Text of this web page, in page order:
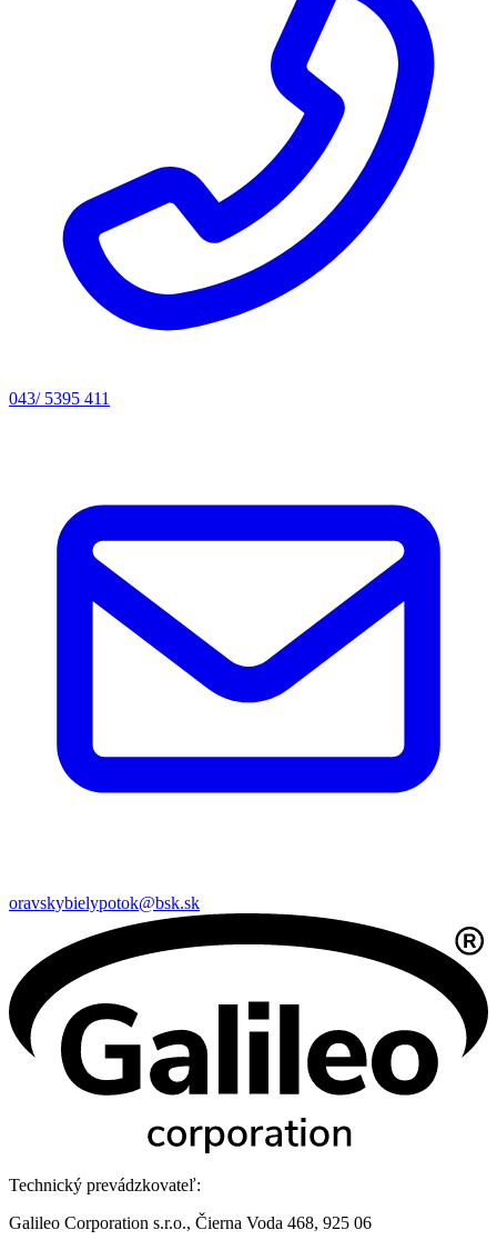
043/ 5395 411
oravskybielypotok@bsk.sk
Technický prevádzkovateľ:
Galileo Corporation s.r.o., Čierna Voda 468, 925 06